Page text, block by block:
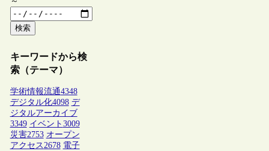
検索
キーワードから検
索（テーマ）
学術情報流通4348
デジタル化4098 デ
ジタルアーカイブ
3349 イベント 3009
災害2753 オープン
アクセス2678 電子